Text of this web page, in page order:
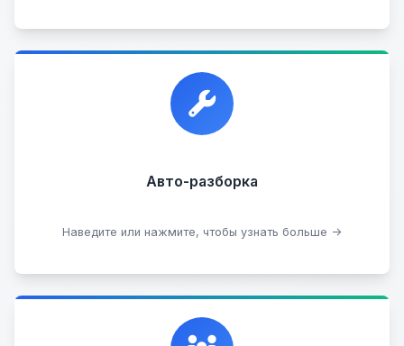
Авто-разборка
Наведите или нажмите, чтобы узнать больше →
Прием автомобилей для разборки на запчасти в
любом состоянии.
Сдать на разборку
Сотрудничаем с лучшими организациями. Если у
вас есть интересные идеи, мы всегда открыты к